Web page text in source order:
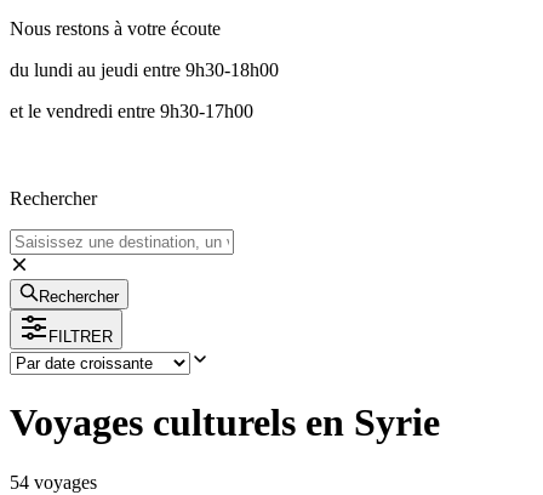
Nous restons à votre écoute
du lundi au jeudi entre 9h30-18h00
et le vendredi entre 9h30-17h00
Rechercher
Rechercher
FILTRER
Voyages culturels en Syrie
54 voyages